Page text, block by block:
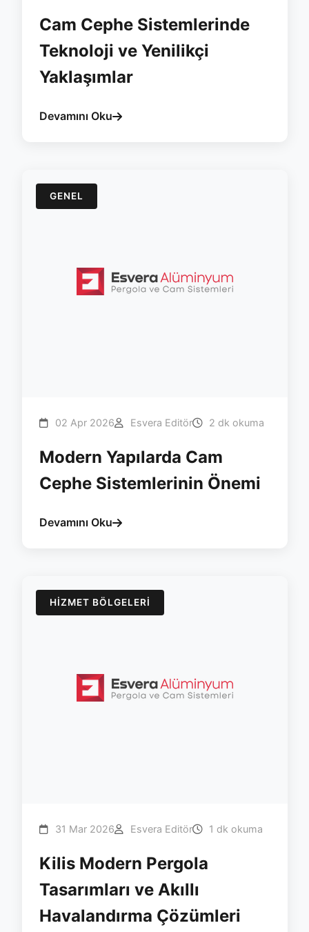
Cam Cephe Sistemlerinde
Teknoloji ve Yenilikçi
Yaklaşımlar
Devamını Oku
GENEL
02 Apr 2026 Esvera Editör 2 dk okuma
Modern Yapılarda Cam
Cephe Sistemlerinin Önemi
Devamını Oku
HIZMET BÖLGELERI
31 Mar 2026 Esvera Editör 1 dk okuma
Kilis Modern Pergola
Tasarımları ve Akıllı
Havalandırma Çözümleri